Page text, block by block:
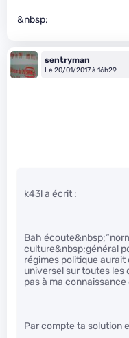
&nbsp;
sentryman
Le 20/01/2017 à 16h29
k43l a écrit :
Bah
culture&nbsp;général
régimes politique aurait
universel sur toutes les
pas à ma
Par compte ta solution